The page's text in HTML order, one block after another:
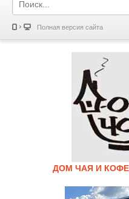
Полная версия сайта
ДОМ ЧАЯ И